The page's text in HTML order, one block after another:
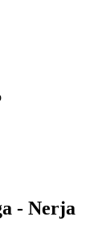
- Nerja